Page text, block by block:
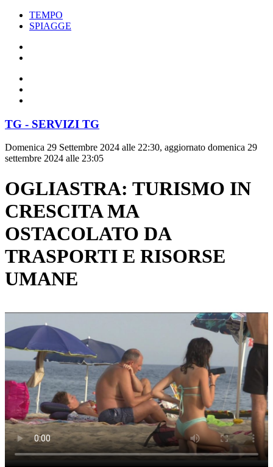
TEMPO
SPIAGGE
TG - SERVIZI TG
Domenica 29 Settembre 2024 alle 22:30, aggiornato domenica 29
settembre 2024 alle 23:05
OGLIASTRA: TURISMO IN
CRESCITA MA
OSTACOLATO DA
TRASPORTI E RISORSE
UMANE